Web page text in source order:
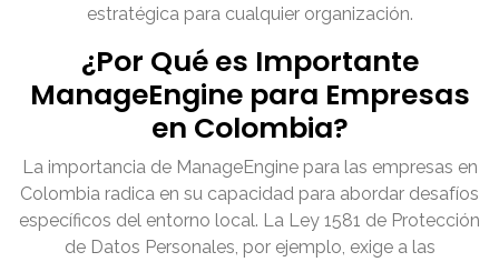
estratégica para cualquier organización.
¿Por Qué es Importante
ManageEngine para Empresas
en Colombia?
La importancia de ManageEngine para las empresas en
Colombia radica en su capacidad para abordar desafíos
específicos del entorno local. La Ley 1581 de Protección
de Datos Personales, por ejemplo, exige a las